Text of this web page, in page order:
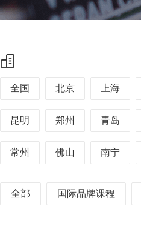
全国 北京 上海
昆明 郑州 青岛
常州 佛山 南宁
全部 国际品牌课程